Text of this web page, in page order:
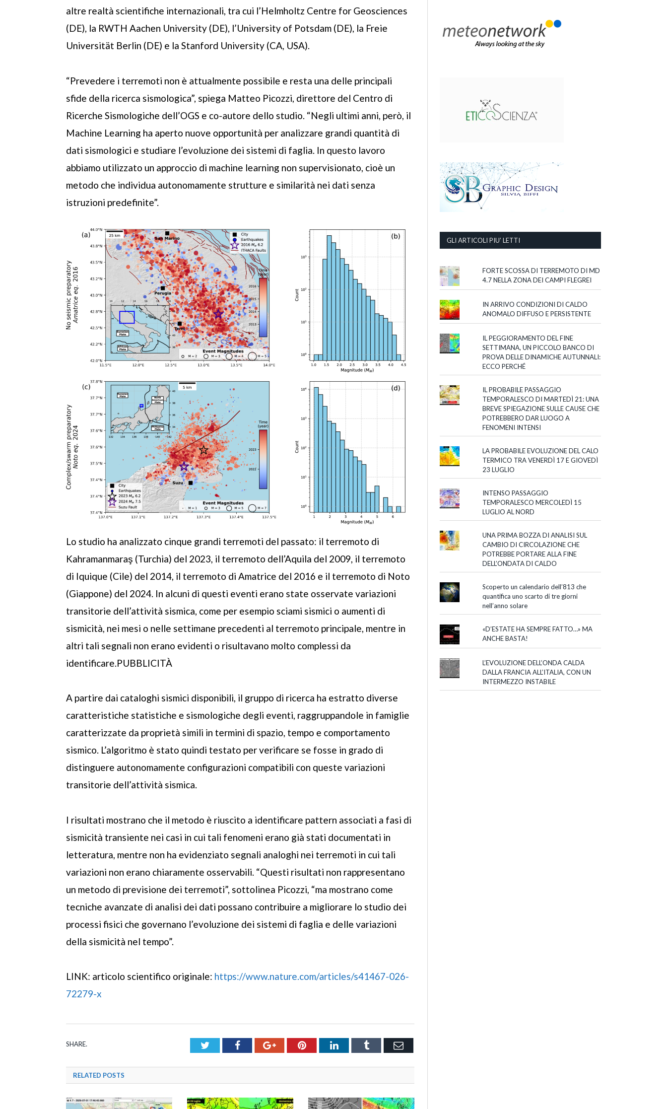
altre realtà scientifiche internazionali, tra cui l’Helmholtz Centre for Geosciences
(DE), la RWTH Aachen University (DE), l’University of Potsdam (DE), la Freie
Universität Berlin (DE) e la Stanford University (CA, USA).
“Prevedere i terremoti non è attualmente possibile e resta una delle principali
sfide della ricerca sismologica”, spiega Matteo Picozzi, direttore del Centro di
Ricerche Sismologiche dell’OGS e co-autore dello studio. “Negli ultimi anni, però, il
Machine Learning ha aperto nuove opportunità per analizzare grandi quantità di
dati sismologici e studiare l’evoluzione dei sistemi di faglia. In questo lavoro
abbiamo utilizzato un approccio di machine learning non supervisionato, cioè un
metodo che individua autonomamente strutture e similarità nei dati senza
istruzioni predefinite”.
Lo studio ha analizzato cinque grandi terremoti del passato: il terremoto di
Kahramanmaraş (Turchia) del 2023, il terremoto dell’Aquila del 2009, il terremoto
di Iquique (Cile) del 2014, il terremoto di Amatrice del 2016 e il terremoto di Noto
(Giappone) del 2024. In alcuni di questi eventi erano state osservate variazioni
transitorie dell’attività sismica, come per esempio sciami sismici o aumenti di
sismicità, nei mesi o nelle settimane precedenti al terremoto principale, mentre in
altri tali segnali non erano evidenti o risultavano molto complessi da
identificare.PUBBLICITÀ
A partire dai cataloghi sismici disponibili, il gruppo di ricerca ha estratto diverse
caratteristiche statistiche e sismologiche degli eventi, raggruppandole in famiglie
caratterizzate da proprietà simili in termini di spazio, tempo e comportamento
sismico. L’algoritmo è stato quindi testato per verificare se fosse in grado di
distinguere autonomamente configurazioni compatibili con queste variazioni
transitorie dell’attività sismica.
I risultati mostrano che il metodo è riuscito a identificare pattern associati a fasi di
sismicità transiente nei casi in cui tali fenomeni erano già stati documentati in
letteratura, mentre non ha evidenziato segnali analoghi nei terremoti in cui tali
variazioni non erano chiaramente osservabili. “Questi risultati non rappresentano
un metodo di previsione dei terremoti”, sottolinea Picozzi, “ma mostrano come
tecniche avanzate di analisi dei dati possano contribuire a migliorare lo studio dei
processi fisici che governano l’evoluzione dei sistemi di faglia e delle variazioni
della sismicità nel tempo”.
LINK: articolo scientifico originale: https://www.nature.com/articles/s41467-026-
72279-x
SHARE. TwitterFacebookGoogle+PinterestLinkedInTumblr Email
RELATED POSTS
GLI ARTICOLI PIU’ LETTI
FORTE SCOSSA DI TERREMOTO DI MD
4.7 NELLA ZONA DEI CAMPI FLEGREI
IN ARRIVO CONDIZIONI DI CALDO
ANOMALO DIFFUSO E PERSISTENTE
IL PEGGIORAMENTO DEL FINE
SETTIMANA, UN PICCOLO BANCO DI
PROVA DELLE DINAMICHE AUTUNNALI:
ECCO PERCHÉ
IL PROBABILE PASSAGGIO
TEMPORALESCO DI MARTEDÌ 21: UNA
BREVE SPIEGAZIONE SULLE CAUSE CHE
POTREBBERO DAR LUOGO A
FENOMENI INTENSI
LA PROBABILE EVOLUZIONE DEL CALO
TERMICO TRA VENERDÌ 17 E GIOVEDÌ
23 LUGLIO
INTENSO PASSAGGIO
TEMPORALESCO MERCOLEDÌ 15
LUGLIO AL NORD
UNA PRIMA BOZZA DI ANALISI SUL
CAMBIO DI CIRCOLAZIONE CHE
POTREBBE PORTARE ALLA FINE
DELL’ONDATA DI CALDO
Scoperto un calendario dell’813 che
quantifica uno scarto di tre giorni
nell’anno solare
«D’ESTATE HA SEMPRE FATTO…» MA
ANCHE BASTA!
L’EVOLUZIONE DELL’ONDA CALDA
DALLA FRANCIA ALL’ITALIA, CON UN
INTERMEZZO INSTABILE